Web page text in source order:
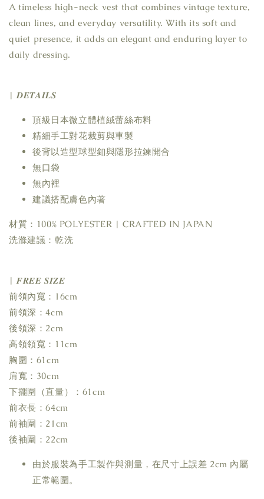
A timeless high-neck vest that combines vintage texture,
clean lines, and everyday versatility. With its soft and
quiet presence, it adds an elegant and enduring layer to
daily dressing.
| 𝑫𝑬𝑻𝑨𝑰𝑳𝑺
頂級日本微立體植絨蕾絲布料
精細手工對花裁剪與車製
後背以造型球型釦與隱形拉鍊開合
無口袋
無內裡
建議搭配膚色內著
材質：100% POLYESTER | CRAFTED IN JAPAN
洗滌建議：乾洗
| 𝑭𝑹𝑬𝑬 𝑺𝑰𝒁𝑬
前領內寬：16cm
前領深：4cm
後領深：2cm
高領領寬：11cm
胸圍：61cm
肩寬：30cm
下擺圍（直量）：61cm
前衣長：64cm
前袖圍：21cm
後袖圍：22cm
由於服裝為手工製作與測量，在尺寸上誤差 2cm 內屬
正常範圍。